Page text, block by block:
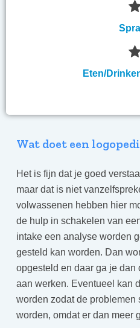
Eten/
Wat doet een
Het is fijn dat je goed
maar dat is niet
volwassenen hebben hier
de hulp in schakelen van
intake een analyse worden
gesteld kan worden. Dan
opgesteld en daar ga je dan
aan werken. Eventueel kan
worden zodat de
worden, omdat er dan meer